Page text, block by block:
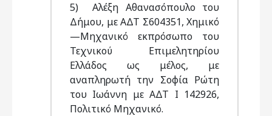
5) Αλέξη Αθανασόπουλο του
Δήμου, με ΑΔΤ Σ604351, Χημικό
—Μηχανικό εκπρόσωπο του
Τεχνικού Επιμελητηρίου
Ελλάδος ως μέλος, με
αναπληρωτή την Σοφία Ρώτη
του Ιωάννη με ΑΔΤ Ι 142926,
Πολιτικό Μηχανικό.